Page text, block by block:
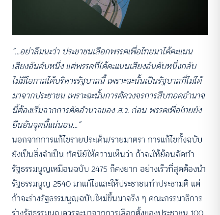
“…อย่าลืมนะว่า ประชาชนเลือกพรรคเพื่อไทยมาได้คะแนน
เสียงอันดับหนึ่ง แต่พรรคที่ได้คะแนนเสียงอันดับหนึ่งกลับ
ไม่มีโอกาสได้บริหารรัฐบาลนี้ เพราะฉะนั้นเป็นรัฐบาลที่ไม่ได้
มาจากประชาชน เพราะฉะนั้นการตัดวงจรการสืบทอดอำนาจ
นี้ต้องเริ่มจากการตัดอำนาจของ ส.ว. ก่อน พรรคเพื่อไทยยัง
ยืนยันจุดนี้แน่นอน…”
นอกจากการแก้ไขรายประเด็น/รายมาตรา การแก้ไขทั้งฉบับ
ยังเป็นสิ่งจำเป็น ทัศนีย์ให้ความเห็นว่า ถ้าจะให้ย้อนจัดทำ
รัฐธรรมนูญเหมือนฉบับ 2475 ก็คงยาก อย่างเร็วที่สุดต้องนำ
รัฐธรรมนูญ 2540 มาแก้ไขและให้ประชาชนทำประชามติ แต่
ถ้าจะร่างรัฐธรรมนูญฉบับใหม่ขึ้นมาจริง ๆ คณะกรรมาธิการ